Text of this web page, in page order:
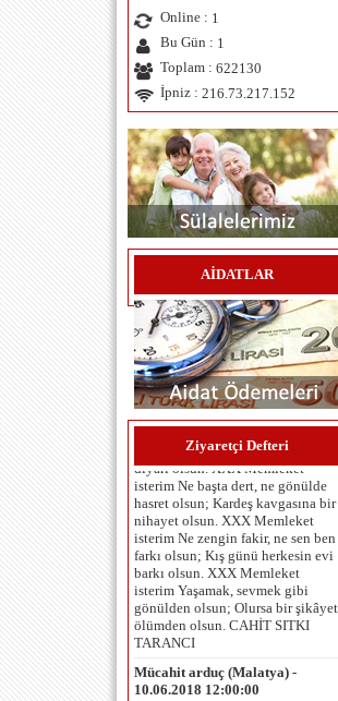
Online : 1
Bu Gün : 1
Toplam : 622130
İpniz : 216.73.217.152
AİDATLAR
Ziyaretçi Defteri
Umut Çaykara (İzmir ) -
06.06.2025 12:00:00
MEMLEKET İSTERİM Memleket
isterim Gök mavi, dal yeşil, tarla
sarı olsun; Kuşların çiçeklerin
diyarı olsun. XXX Memleket
isterim Ne başta dert, ne gönülde
hasret olsun; Kardeş kavgasına bir
nihayet olsun. XXX Memleket
isterim Ne zengin fakir, ne sen ben
farkı olsun; Kış günü herkesin evi
barkı olsun. XXX Memleket
isterim Yaşamak, sevmek gibi
gönülden olsun; Olursa bir şikâyet
ölümden olsun. CAHİT SITKI
TARANCI
Mücahit arduç (Malatya) -
10.06.2018 12:00:00
Herkese merhaba... köyümüzün